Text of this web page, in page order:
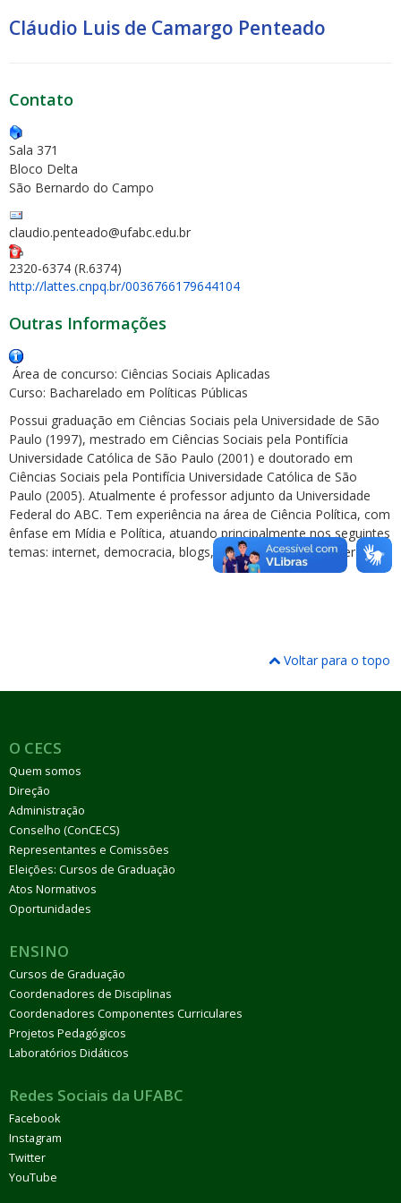
Cláudio Luis de Camargo Penteado
Contato
Sala 371
Bloco Delta
São Bernardo do Campo
claudio.penteado@ufabc.edu.br
2320-6374 (R.6374)
http://lattes.cnpq.br/0036766179644104
Outras Informações
Área de concurso: Ciências Sociais Aplicadas
Curso: Bacharelado em Políticas Públicas
Possui graduação em Ciências Sociais pela Universidade de São
Paulo (1997), mestrado em Ciências Sociais pela Pontifícia
Universidade Católica de São Paulo (2001) e doutorado em
Ciências Sociais pela Pontifícia Universidade Católica de São
Paulo (2005). Atualmente é professor adjunto da Universidade
Federal do ABC. Tem experiência na área de Ciência Política, com
ênfase em Mídia e Política, atuando principalmente nos seguintes
temas: internet, democracia, blogs, políticas públicas e energia.
Voltar para o topo
O CECS
Quem somos
Direção
Administração
Conselho (ConCECS)
Representantes e Comissões
Eleições: Cursos de Graduação
Atos Normativos
Oportunidades
ENSINO
Cursos de Graduação
Coordenadores de Disciplinas
Coordenadores Componentes Curriculares
Projetos Pedagógicos
Laboratórios Didáticos
Redes Sociais da UFABC
Facebook
Instagram
Twitter
YouTube